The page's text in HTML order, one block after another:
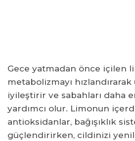
Gece limonlu su içmek zayıflatır
Yatmadan önce limonlu su içilir
Gece limonlu su içmek cilde iyi
Limonlu su uykuyu etkiler mi?
Gece limonlu su içmek zararlı
Gece yatmadan önce içilen
metabolizmayı
iyileştirir ve sabahları daha
yardımcı olur. Limonun
antioksidanlar, bağışıklık
güçlendirirken, cildinizi